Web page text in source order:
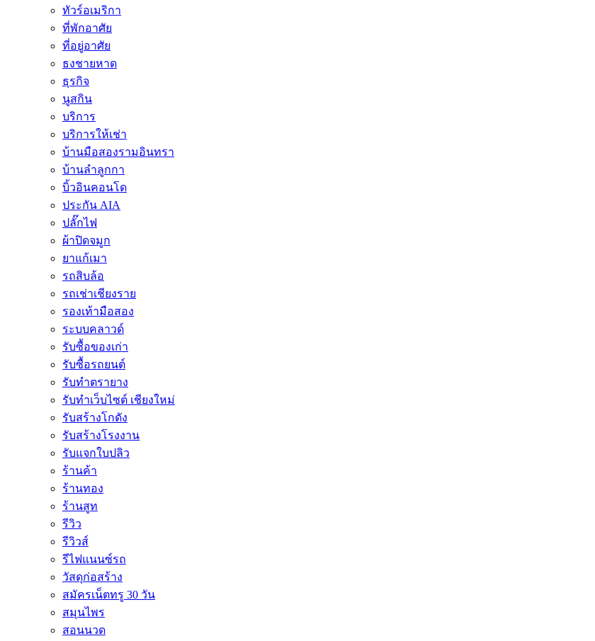
ทัวร์อเมริกา
ที่พักอาศัย
ที่อยู่อาศัย
ธงชายหาด
ธุรกิจ
นูสกิน
บริการ
บริการให้เช่า
บ้านมือสองรามอินทรา
บ้านลำลูกกา
บิ้วอินคอนโด
ประกัน AIA
ปลั๊กไฟ
ผ้าปิดจมูก
ยาแก้เมา
รถสิบล้อ
รถเช่าเชียงราย
รองเท้ามือสอง
ระบบคลาวด์
รับซื้อของเก่า
รับซื้อรถยนต์
รับทำตรายาง
รับทำเว็บไซต์ เชียงใหม่
รับสร้างโกดัง
รับสร้างโรงงาน
รับแจกใบปลิว
ร้านค้า
ร้านทอง
ร้านสูท
รีวิว
รีวิวส์
รีไฟแนนซ์รถ
วัสดุก่อสร้าง
สมัครเน็ตทรู 30 วัน
สมุนไพร
สอนนวด